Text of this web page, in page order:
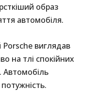
образ
автомобіля.
Porsche виглядав
на тлі спокійних
Автомобіль